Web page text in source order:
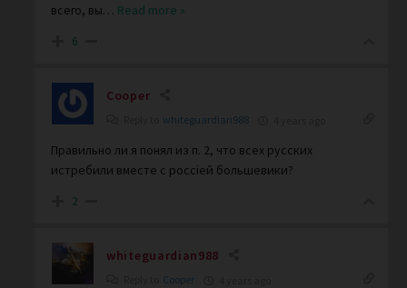
всего, вы… Read more »
6
Cooper
whiteguardian988
Правильно ли я понял из п. 2, что всех русских
истребили вместе с россіей большевики?
2
whiteguardian988
Cooper